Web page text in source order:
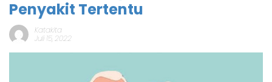
Penyakit Tertentu
Katakita
Juli 15, 2022